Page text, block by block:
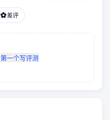
差评
第一个写评测